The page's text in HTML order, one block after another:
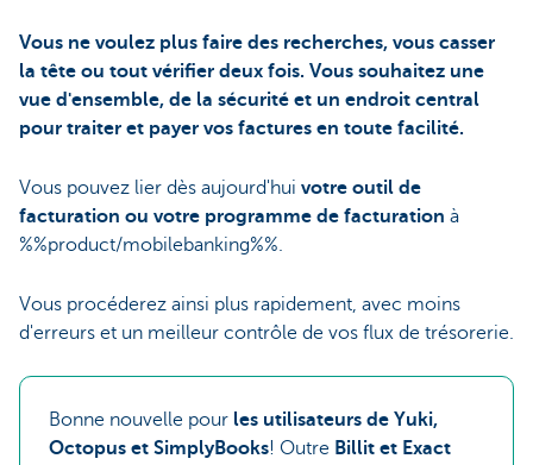
Vous ne voulez plus faire des recherches, vous casser
la tête ou tout vérifier deux fois. Vous souhaitez une
vue d'ensemble, de la sécurité et un endroit central
pour traiter et payer vos factures en toute facilité.
Vous pouvez lier dès aujourd'hui votre outil de
facturation ou votre programme de facturation à
%%product/mobilebanking%%.
Vous procéderez ainsi plus rapidement, avec moins
d'erreurs et un meilleur contrôle de vos flux de trésorerie.
Bonne nouvelle pour les utilisateurs de Yuki,
Octopus et SimplyBooks! Outre Billit et Exact